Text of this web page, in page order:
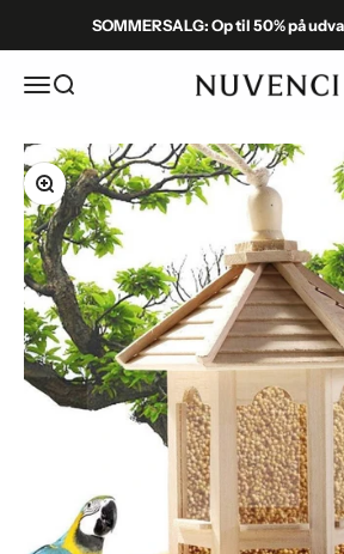
Spring til indholdSOMMERSALG: Op til 50% på
Menu
Søg Nuvenci.dk
Zoom